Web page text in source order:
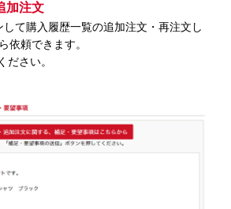
加注文
て購入履歴一覧の追加注文・再注文し
依頼できます。
さい。